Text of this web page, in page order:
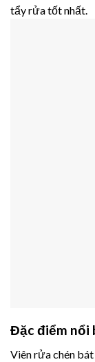
tẩy rửa tốt nhất.
Đặc điểm nổi
Viên rửa chén